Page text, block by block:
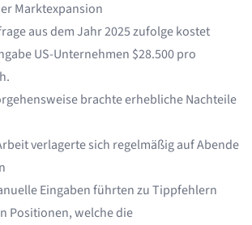
Marktexpansion
aus dem Jahr 2025 zufolge kostet
US-Unternehmen $28.500 pro
.
brachte erhebliche Nachteile
verlagerte sich regelmäßig auf Abende
Eingaben führten zu Tippfehlern
Positionen, welche die